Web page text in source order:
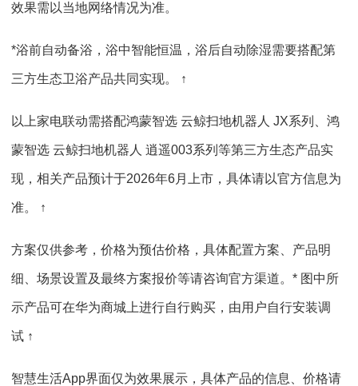
效果需以当地网络情况为准。
*浴前自动备浴，浴中智能恒温，浴后自动除湿需要搭配第
三方生态卫浴产品共同实现。 ↑
以上家电联动需搭配鸿蒙智选 云鲸扫地机器人 JX系列、鸿
蒙智选 云鲸扫地机器人 逍遥003系列等第三方生态产品实
现，相关产品预计于2026年6月上市，具体请以官方信息为
准。 ↑
方案仅供参考，价格为预估价格，具体配置方案、产品明
细、场景设置及最终方案报价等请咨询官方渠道。* 图中所
示产品可在华为商城上进行自行购买，由用户自行安装调
试 ↑
智慧生活App界面仅为效果展示，具体产品的信息、价格请